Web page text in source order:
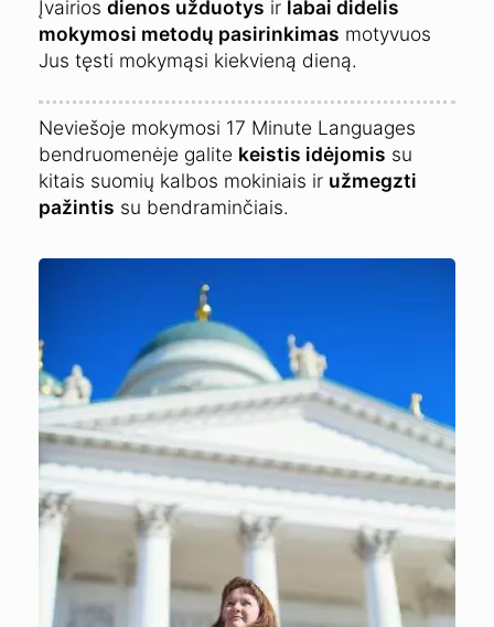
Įvairios dienos užduotys ir labai didelis
mokymosi metodų pasirinkimas motyvuos
Jus tęsti mokymąsi kiekvieną dieną.
Neviešoje mokymosi 17 Minute Languages
bendruomenėje galite keistis idėjomis su
kitais suomių kalbos mokiniais ir užmegzti
pažintis su bendraminčiais.